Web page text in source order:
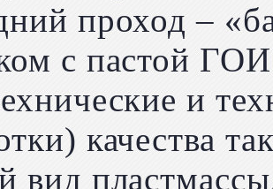
проход –
с пастой
и
качества
вид